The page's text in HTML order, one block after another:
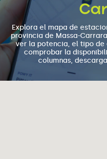
Explora el mapa de
provincia de Massa-
ver la potencia, el tipo de
comprobar la
columnas,